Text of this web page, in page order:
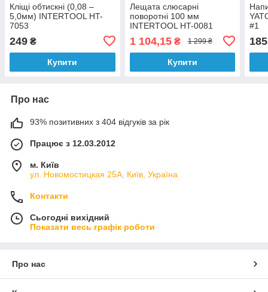
Кліщі обтискні (0,08 –
5,0мм) INTERTOOL HT-
7053
249 ₴
Купити
Лещата слюсарні
поворотні 100 мм
INTERTOOL HT-0081
1 104,15₴ 1 299 ₴
Купити
#1
185
Про нас
93% позитивних з 404 відгуків за рік
Працює з 12.03.2012
м. Київ
ул. Новомостицкая 25А, Київ, Україна
Контакти
Сьогодні вихідний
Показати весь графік роботи
Про нас